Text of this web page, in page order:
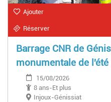
Ajouter
Réserver
Barrage CNR de
monumentale de
15/08/2026
8 ans-Et plus
Injoux-Génissiat